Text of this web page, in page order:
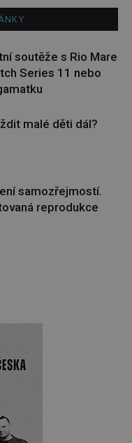
soutěže s Rio Mare
Series 11 nebo
malé děti dál?
samozřejmostí.
reprodukce